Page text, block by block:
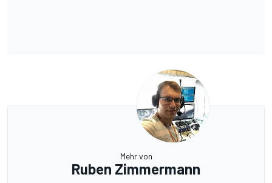
Mehr von
Ruben Zimmermann